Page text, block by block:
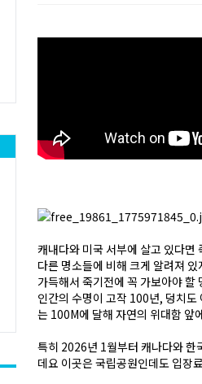
캐내다와 미국 서부에 살고 있다면
다른 명소들에 비해 크게 알려져
가득해서 죽기전에 꼭 가보아야 할
인간의 수명이 고작 100년, 덩치
는 100M에 달해 자연의 위대함 앞
특히 2026년 1월부터 캐나다와 한
데요 이곳은 국립공원인데도 입장